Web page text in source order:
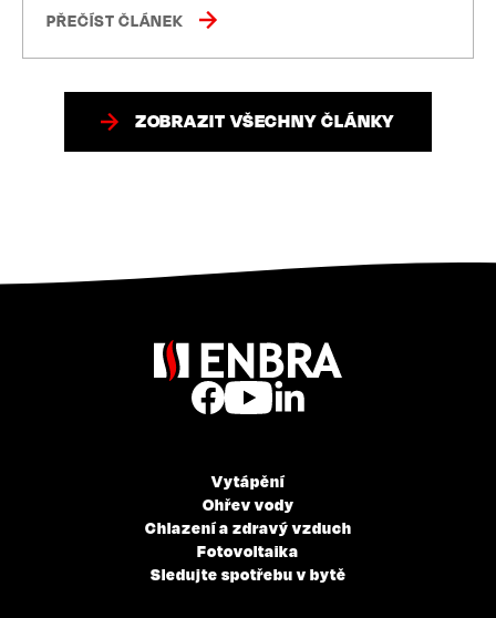
PŘEČÍST ČLÁNEK
ZOBRAZIT VŠECHNY ČLÁNKY
Vytápění
Ohřev vody
Chlazení a zdravý vzduch
Fotovoltaika
Sledujte spotřebu v bytě